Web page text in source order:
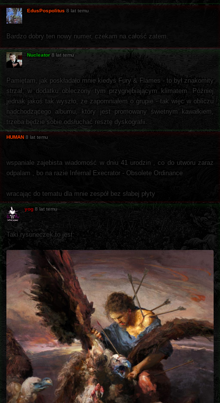
EdusPospolitus 8 lat temu
Bardzo dobry ten nowy numer, czekam na całość zatem.
Nucleator 8 lat temu
Pamiętam, jak poskładało mnie kiedyś Fury & Flames - to był znakomity
strzał, w dodatku obleczony tym przygnębiającym klimatem. Później
jednak jakoś tak wyszło, że zapomniałem o grupie - tak więc w obliczu
nadchodzącego albumu, który jest promowany świetnym kawałkiem,
trzeba będzie sobie odsłuchać resztę dyskografii.
HUMAN 8 lat temu
wspaniale zajebista wiadomość w dniu 41 urodzin , co do utworu zaraz
odpalam , bo na razie Infernal Execrator - Obsolete Ordinance
wracając do tematu dla mnie zespół bez słabej płyty
yog 8 lat temu
Taki rysuneczek to jest: